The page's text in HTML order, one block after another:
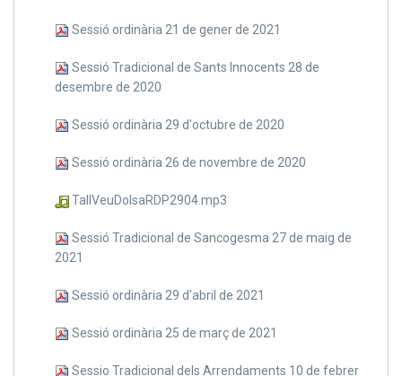
Sessió ordinària 21 de gener de 2021
Sessió Tradicional de Sants Innocents 28 de
desembre de 2020
Sessió ordinària 29 d'octubre de 2020
Sessió ordinària 26 de novembre de 2020
TallVeuDolsaRDP2904.mp3
Sessió Tradicional de Sancogesma 27 de maig de
2021
Sessió ordinària 29 d'abril de 2021
Sessió ordinària 25 de març de 2021
Sessio Tradicional dels Arrendaments 10 de febrer